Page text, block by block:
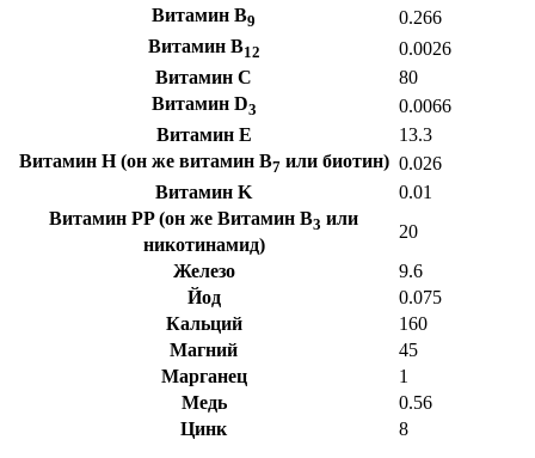
Витамин B9
0.266
Витамин B12
0.0026
Витамин C
80
Витамин D3
0.0066
Витамин E
13.3
Витамин H (он же витамин B7или биотин) 0.026
Витамин K
0.01
Витамин PP (он же Витамин B3 или
никотинамид)
20
Железо
9.6
Йод
0.075
Кальций
160
Магний
45
Марганец
1
Медь
0.56
Цинк
8